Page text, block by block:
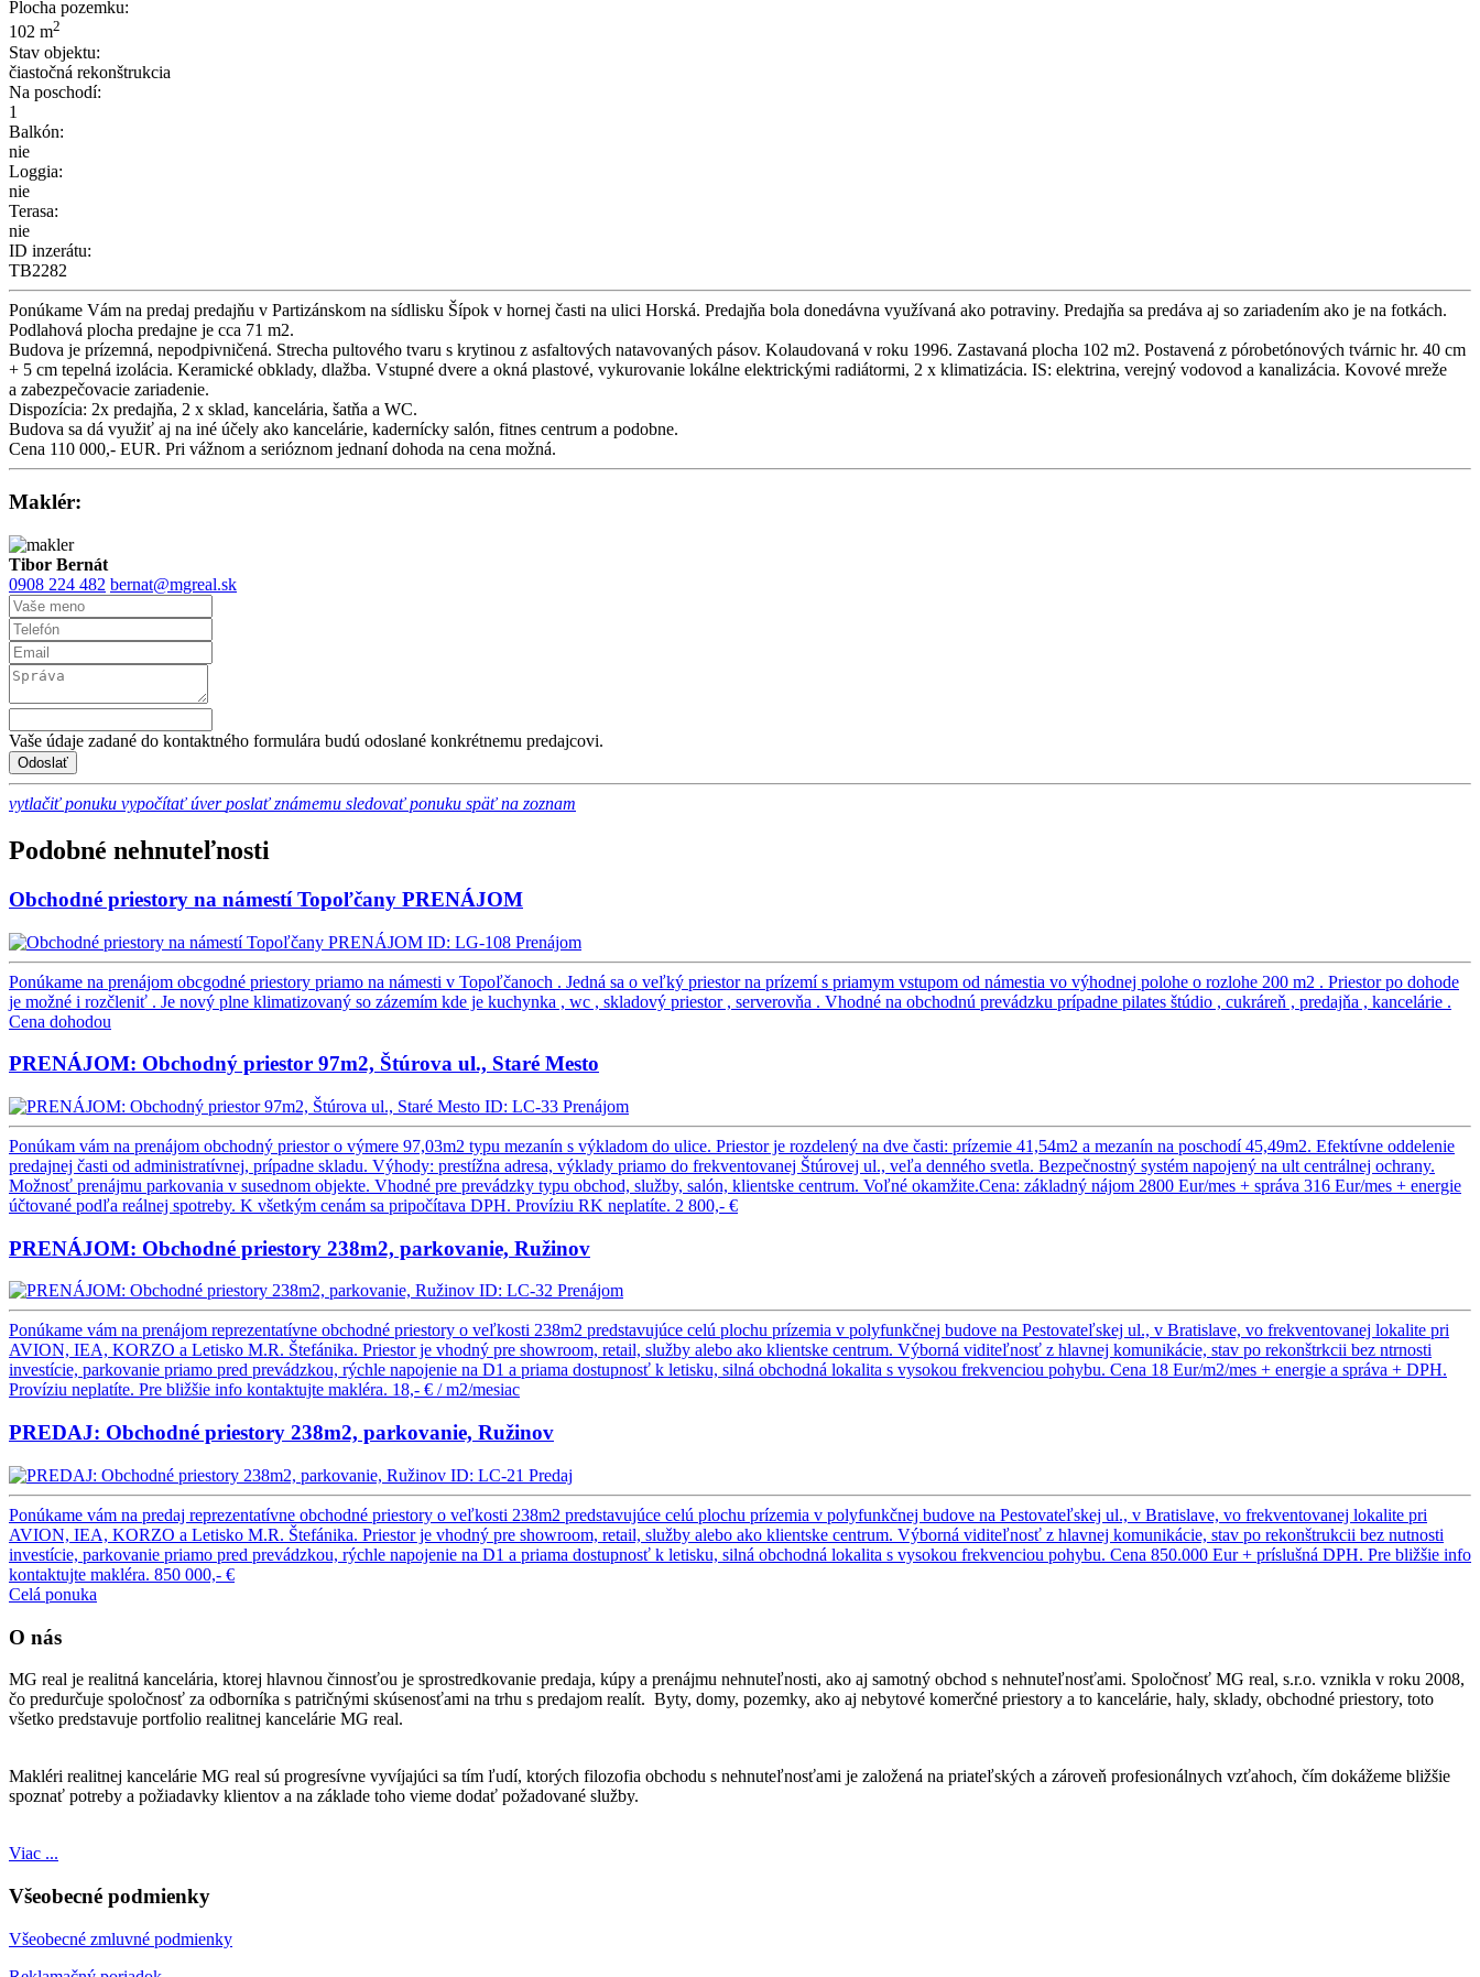
Plocha pozemku:
102 m2
Stav objektu:
čiastočná rekonštrukcia
Na poschodí:
1
Balkón:
nie
Loggia:
nie
Terasa:
nie
ID inzerátu:
TB2282
Ponúkame Vám na predaj predajňu v Partizánskom na sídlisku Šípok v hornej časti na ulici Horská. Predajňa bola donedávna využívaná ako potraviny. Predajňa sa predáva aj so zariadením ako je na fotkách.
Podlahová plocha predajne je cca 71 m2.
Budova je prízemná, nepodpivničená. Strecha pultového tvaru s krytinou z asfaltových natavovaných pásov. Kolaudovaná v roku 1996. Zastavaná plocha 102 m2. Postavená z pórobetónových tvárnic hr. 40 cm
+ 5 cm tepelná izolácia. Keramické obklady, dlažba. Vstupné dvere a okná plastové, vykurovanie lokálne elektrickými radiátormi, 2 x klimatizácia. IS: elektrina, verejný vodovod a kanalizácia. Kovové mreže
a zabezpečovacie zariadenie.
Dispozícia: 2x predajňa, 2 x sklad, kancelária, šatňa a WC.
Budova sa dá využiť aj na iné účely ako kancelárie, kadernícky salón, fitnes centrum a podobne.
Cena 110 000,- EUR. Pri vážnom a serióznom jednaní dohoda na cena možná.
Maklér:
Tibor Bernát
0908 224 482 bernat@mgreal.sk
Vaše údaje zadané do kontaktného formulára budú odoslané konkrétnemu predajcovi.
vytlačiť ponuku vypočítať úver poslať známemu sledovať ponuku späť na zoznam
Podobné nehnuteľnosti
Obchodné priestory na námestí Topoľčany PRENÁJOM
ID: LG-108 Prenájom
Ponúkame na prenájom obcgodné priestory priamo na námesti v Topoľčanoch . Jedná sa o veľký priestor na prízemí s priamym vstupom od námestia vo výhodnej polohe o rozlohe 200 m2 . Priestor po dohode
je možné i rozčleniť . Je nový plne klimatizovaný so zázemím kde je kuchynka , wc , skladový priestor , serverovňa . Vhodné na obchodnú prevádzku prípadne pilates štúdio , cukráreň , predajňa , kancelárie .
Cena dohodou
PRENÁJOM: Obchodný priestor 97m2, Štúrova ul., Staré Mesto
ID: LC-33 Prenájom
Ponúkam vám na prenájom obchodný priestor o výmere 97,03m2 typu mezanín s výkladom do ulice. Priestor je rozdelený na dve časti: prízemie 41,54m2 a mezanín na poschodí 45,49m2. Efektívne oddelenie
predajnej časti od administratívnej, prípadne skladu. Výhody: prestížna adresa, výklady priamo do frekventovanej Štúrovej ul., veľa denného svetla. Bezpečnostný systém napojený na ult centrálnej ochrany.
Možnosť prenájmu parkovania v susednom objekte. Vhodné pre prevádzky typu obchod, služby, salón, klientske centrum. Voľné okamžite.Cena: základný nájom 2800 Eur/mes + správa 316 Eur/mes + energie
účtované podľa reálnej spotreby. K všetkým cenám sa pripočítava DPH. Províziu RK neplatíte. 2 800,- €
PRENÁJOM: Obchodné priestory 238m2, parkovanie, Ružinov
ID: LC-32 Prenájom
Ponúkame vám na prenájom reprezentatívne obchodné priestory o veľkosti 238m2 predstavujúce celú plochu prízemia v polyfunkčnej budove na Pestovateľskej ul., v Bratislave, vo frekventovanej lokalite pri
AVION, IEA, KORZO a Letisko M.R. Štefánika. Priestor je vhodný pre showroom, retail, služby alebo ako klientske centrum. Výborná viditeľnosť z hlavnej komunikácie, stav po rekonštrkcii bez ntrnosti
investície, parkovanie priamo pred prevádzkou, rýchle napojenie na D1 a priama dostupnosť k letisku, silná obchodná lokalita s vysokou frekvenciou pohybu. Cena 18 Eur/m2/mes + energie a správa + DPH.
Províziu neplatíte. Pre bližšie info kontaktujte makléra. 18,- € / m2/mesiac
PREDAJ: Obchodné priestory 238m2, parkovanie, Ružinov
ID: LC-21 Predaj
Ponúkame vám na predaj reprezentatívne obchodné priestory o veľkosti 238m2 predstavujúce celú plochu prízemia v polyfunkčnej budove na Pestovateľskej ul., v Bratislave, vo frekventovanej lokalite pri
AVION, IEA, KORZO a Letisko M.R. Štefánika. Priestor je vhodný pre showroom, retail, služby alebo ako klientske centrum. Výborná viditeľnosť z hlavnej komunikácie, stav po rekonštrukcii bez nutnosti
investície, parkovanie priamo pred prevádzkou, rýchle napojenie na D1 a priama dostupnosť k letisku, silná obchodná lokalita s vysokou frekvenciou pohybu. Cena 850.000 Eur + príslušná DPH. Pre bližšie info
kontaktujte makléra. 850 000,- €
Celá ponuka
O nás
MG real je realitná kancelária, ktorej hlavnou činnosťou je sprostredkovanie predaja, kúpy a prenájmu nehnuteľnosti, ako aj samotný obchod s nehnuteľnosťami. Spoločnosť MG real, s.r.o. vznikla v roku 2008,
čo predurčuje spoločnosť za odborníka s patričnými skúsenosťami na trhu s predajom realít. Byty, domy, pozemky, ako aj nebytové komerčné priestory a to kancelárie, haly, sklady, obchodné priestory, toto
všetko predstavuje portfolio realitnej kancelárie MG real.
Makléri realitnej kancelárie MG real sú progresívne vyvíjajúci sa tím ľudí, ktorých filozofia obchodu s nehnuteľnosťami je založená na priateľských a zároveň profesionálnych vzťahoch, čím dokážeme bližšie
spoznať potreby a požiadavky klientov a na základe toho vieme dodať požadované služby.
Viac ...
Všeobecné podmienky
Všeobecné zmluvné podmienky